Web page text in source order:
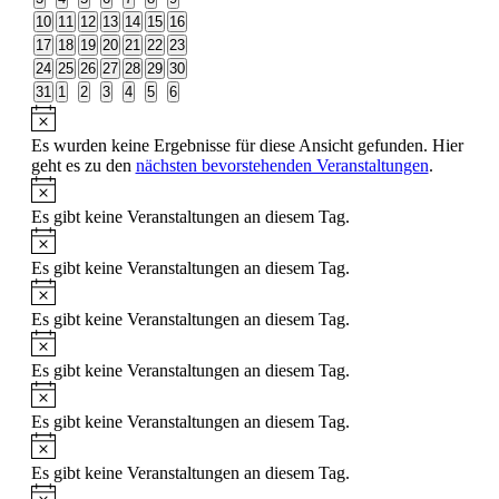
Veranstaltungen
Veranstaltungen
Veranstaltungen
Veranstaltungen
Veranstaltungen
Veranstaltungen
Veranstaltungen
Veranstaltungen
0
Veranstaltungen
10 0
Veranstaltungen
11 0
Veranstaltungen
12 0
Veranstaltungen
13 0
Veranstaltungen
14 0
Veranstaltungen
15 0
Veranstaltungen
16
0
Veranstaltungen
17 0
Veranstaltungen
18 0
Veranstaltungen
19 0
Veranstaltungen
20 0
Veranstaltungen
21 0
Veranstaltungen
22 0
Veranstaltungen
23
0
Veranstaltungen
24 0
Veranstaltungen
25 0
Veranstaltungen
26 0
Veranstaltungen
27 0
Veranstaltungen
28 0
Veranstaltungen
29 0
Veranstaltungen
30
0
Veranstaltungen
31 0
Veranstaltungen
1
0
Veranstaltungen
2
0
Veranstaltungen
3
0
Veranstaltungen
4
0
Veranstaltungen
5
0
Veranstaltungen
6
Hinweis
Es wurden keine Ergebnisse für diese Ansicht gefunden. Hier
geht es zu den nächsten bevorstehenden Veranstaltungen.
Hinweis
Es gibt keine Veranstaltungen an diesem Tag.
Hinweis
Es gibt keine Veranstaltungen an diesem Tag.
Hinweis
Es gibt keine Veranstaltungen an diesem Tag.
Hinweis
Es gibt keine Veranstaltungen an diesem Tag.
Hinweis
Es gibt keine Veranstaltungen an diesem Tag.
Hinweis
Es gibt keine Veranstaltungen an diesem Tag.
Hinweis